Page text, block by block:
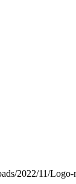
2022/11/Logo-